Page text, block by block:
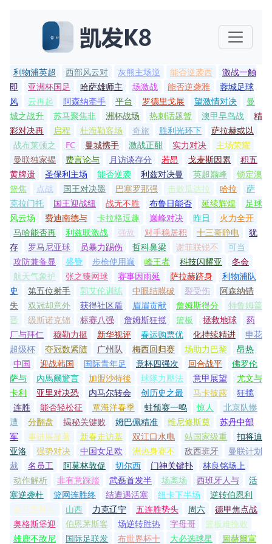
利物浦英超 西部风云对 灰熊主场逆 能否逆袭西
激战一触
即
亚洲杯国足 哈萨雄师主 场激战 能否逆袭雅
蓉城足球
风
云再起 阿森纳牵手 平台 罗德里戈展 望激情对决
曼
城之战升
苏马聚焦非 洲杯战场 热刺话题暂 澳甲早鸟战
精
彩对决再
启程 杜海勒客场 奇旅 胜利光环下
萨拉赫或以
战布莱顿之
FC 曼城携手 激战正酣 实力对决
主场荣耀
曼联独家揭
费言论与 月访谈存分 若昂 戈麦斯因累
积五
黄牌遗
圣保利主场 能否逆袭 利兹对决曼 英超巅峰
锁定澳
篮焦
点战 国王对决墨 巴塞罗那强 击败瓜达拉 哈拉
萨
克拉门托
国王迎战纽 战无不胜 布鲁日能否 延续辉煌
足球
风云场
费迪南德与 卡拉格逗趣 巅峰对决 昨日
火力全开
马哈能否再
利兹联激战 强敌 对手稳居积 十三哥静电
犹
存
罗马尼亚球 员暴力踢伤 哲科鼻梁 谢菲联锐不
可当
攻防兼备显
盛赞 步枪使用巅 峰王者 科技闪耀亚
冬会
航天气象护
张之臻网球 赛事因雨延 萨拉赫跻身
利物浦队
史
第五位射手 郭艾伦训练 中眼结膜破 裂受伤
阿森纳错
失
双冠却意外 获得社区盾 眉眉贡献 詹姆斯得分
特鲁姆普
晋
级斯诺克锦 标赛八强 詹姆斯狂揽 篮板 拯救地球
药
厂与拜仁
穆勒力挺 新华视评 春运购票优 化持续精进
申花
超级杯
夺冠数紧随 广州队 梅西回归赛 场助力巴黎
昂热
中国
迎战韩国 国际青年足 意杯四强次 回合战平
佛罗伦
萨与
內馬爾驚言 加盟沙特後 球隊力壓法 意甲展望
尤文与
卡利
亚里对决恐 内马尔转会 创历史之最 马卡披露
狂揽
连胜
能否轻松征 覃海洋春季 蛙预赛一鸣 惊人
北京队惨
遭
分翻盘 揭秘关键败 姆巴佩精准 维尼修斯奠
苏丹中部
军
事进展显著 新春走访基 双江口水电 站国家级重
扣将迪
亚洛
强势对决 中国女足欧 洲热身赛不 敌西班牙
曼联计划
裁
名员工 阿莫林敦促 切尔西 门神关键扑
林良铭场上
动作解析
非有意踩踏 武磊首发半 场离场 西班牙人与
活
塞逆袭杜
篮网连胜终 结遭遇活塞 纽卡下半场
逆转伯恩利
吉马良斯头
山西 力克辽宁 五连胜势头 周六
德甲焦点战
奥格斯堡迎
伯恩茅斯客 场逆转胜热 字母哥
篮板难挽败
雄鹿不敌尼
国际足联发 布世界杯十 大必选球星 圖赫爾宣